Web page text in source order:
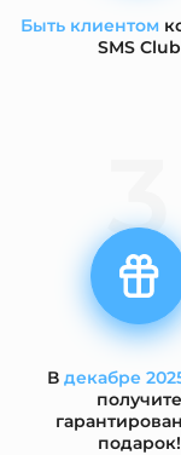
Быть клиентом
SMS Club
3
В декабре
получите
подарок!